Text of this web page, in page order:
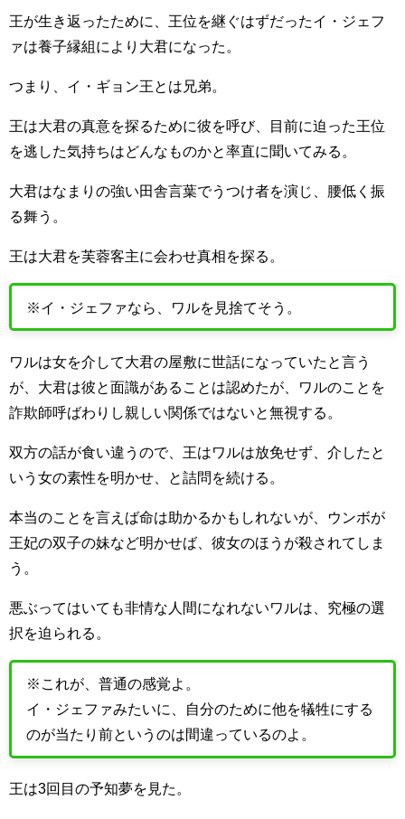
王が生き返ったために、王位を継ぐはずだったイ・ジェフ
ァは養子縁組により大君になった。
つまり、イ・ギョン王とは兄弟。
王は大君の真意を探るために彼を呼び、目前に迫った王位
を逃した気持ちはどんなものかと率直に聞いてみる。
大君はなまりの強い田舎言葉でうつけ者を演じ、腰低く振
る舞う。
王は大君を芙蓉客主に会わせ真相を探る。
※イ・ジェファなら、ワルを見捨てそう。
ワルは女を介して大君の屋敷に世話になっていたと言う
が、大君は彼と面識があることは認めたが、ワルのことを
詐欺師呼ばわりし親しい関係ではないと無視する。
双方の話が食い違うので、王はワルは放免せず、介したと
いう女の素性を明かせ、と詰問を続ける。
本当のことを言えば命は助かるかもしれないが、ウンボが
王妃の双子の妹など明かせば、彼女のほうが殺されてしま
う。
悪ぶってはいても非情な人間になれないワルは、究極の選
択を迫られる。
※これが、普通の感覚よ。
イ・ジェファみたいに、自分のために他を犠牲にする
のが当たり前というのは間違っているのよ。
王は3回目の予知夢を見た。